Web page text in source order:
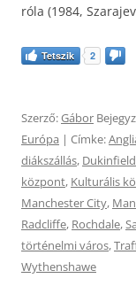
róla (1984,
Tetszik 2
Szerző:Gábor
Európa | Címke:
diákszállás, Dukinfield
központ, Kulturális
Manchester City,
Radcliffe, Rochdale,
történelmi város,
Wythenshawe